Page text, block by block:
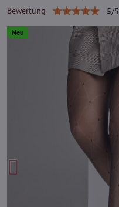
Neu
Bewertung 5/5